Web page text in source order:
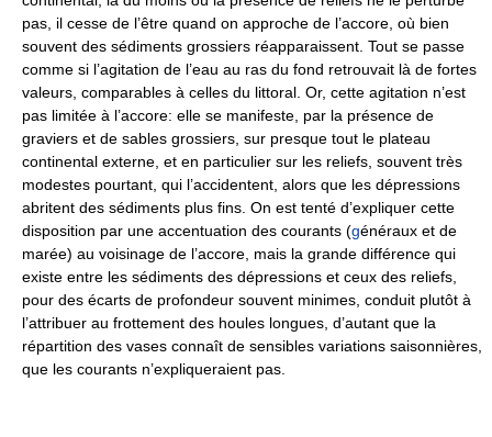
pas, il cesse de l’être quand on approche de l’accore, où bien
souvent des sédiments grossiers réapparaissent. Tout se passe
comme si l’agitation de l’eau au ras du fond retrouvait là de fortes
valeurs, comparables à celles du littoral. Or, cette agitation n’est
pas limitée à l’accore: elle se manifeste, par la présence de
graviers et de sables grossiers, sur presque tout le plateau
continental externe, et en particulier sur les reliefs, souvent très
modestes pourtant, qui l’accidentent, alors que les dépressions
abritent des sédiments plus fins. On est tenté d’expliquer cette
disposition par une accentuation des courants (généraux et de
marée) au voisinage de l’accore, mais la grande différence qui
existe entre les sédiments des dépressions et ceux des reliefs,
pour des écarts de profondeur souvent minimes, conduit plutôt à
l’attribuer au frottement des houles longues, d’autant que la
répartition des vases connaît de sensibles variations saisonnières,
que les courants n’expliqueraient pas.